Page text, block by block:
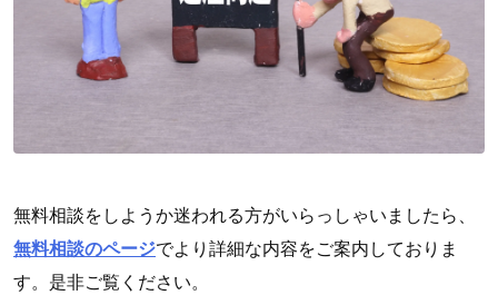
無料相談をしようか迷われる方がいらっしゃいましたら、
無料相談のページでより詳細な内容をご案内しておりま
す。是非ご覧ください。